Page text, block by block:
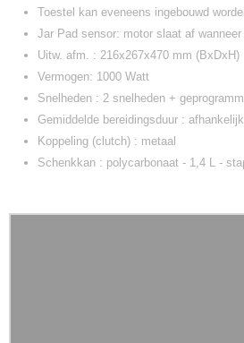
Toestel kan eveneens ingebouwd
Jar Pad sensor: motor slaat af
Uitw. afm. : 216x267x470 mm (BxDxH)
Vermogen: 1000 Watt
Snelheden : 2 snelheden +
Gemiddelde bereidingsduur :
Koppeling (clutch) : metaal
Schenkkan : polycarbonaat - 1,4 L -